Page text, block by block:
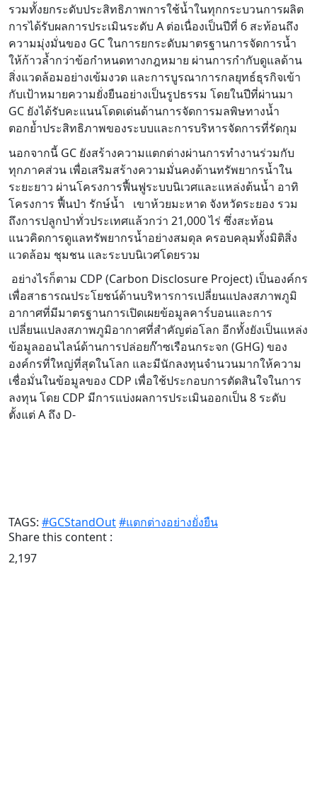
รวมทั้งยกระดับประสิทธิภาพการใช้น้ำในทุกกระบวนการผลิต
การได้รับผลการประเมินระดับ A ต่อเนื่องเป็นปีที่ 6 สะท้อนถึง
ความมุ่งมั่นของ GC ในการยกระดับมาตรฐานการจัดการน้ำ
ให้ก้าวล้ำกว่าข้อกำหนดทางกฎหมาย ผ่านการกำกับดูแลด้าน
สิ่งแวดล้อมอย่างเข้มงวด และการบูรณาการกลยุทธ์ธุรกิจเข้า
กับเป้าหมายความยั่งยืนอย่างเป็นรูปธรรม โดยในปีที่ผ่านมา
GC ยังได้รับคะแนนโดดเด่นด้านการจัดการมลพิษทางน้ำ
ตอกย้ำประสิทธิภาพของระบบและการบริหารจัดการที่รัดกุม
นอกจากนี้ GC ยังสร้างความแตกต่างผ่านการทำงานร่วมกับ
ทุกภาคส่วน เพื่อเสริมสร้างความมั่นคงด้านทรัพยากรน้ำใน
ระยะยาว ผ่านโครงการฟื้นฟูระบบนิเวศและแหล่งต้นน้ำ อาทิ
โครงการ ฟื้นป่า รักษ์น้ำ เขาห้วยมะหาด จังหวัดระยอง รวม
ถึงการปลูกป่าทั่วประเทศแล้วกว่า 21,000 ไร่ ซึ่งสะท้อน
แนวคิดการดูแลทรัพยากรน้ำอย่างสมดุล ครอบคลุมทั้งมิติสิ่ง
แวดล้อม ชุมชน และระบบนิเวศโดยรวม
อย่างไรก็ตาม CDP (Carbon Disclosure Project) เป็นองค์กร
เพื่อสาธารณประโยชน์ด้านบริหารการเปลี่ยนแปลงสภาพภูมิ
อากาศที่มีมาตรฐานการเปิดเผยข้อมูลคาร์บอนและการ
เปลี่ยนแปลงสภาพภูมิอากาศที่สำคัญต่อโลก อีกทั้งยังเป็นแหล่ง
ข้อมูลออนไลน์ด้านการปล่อยก๊าซเรือนกระจก (GHG) ของ
องค์กรที่ใหญ่ที่สุดในโลก และมีนักลงทุนจำนวนมากให้ความ
เชื่อมั่นในข้อมูลของ CDP เพื่อใช้ประกอบการตัดสินใจในการ
ลงทุน โดย CDP มีการแบ่งผลการประเมินออกเป็น 8 ระดับ
ตั้งแต่ A ถึง D-
TAGS: #GCStandOut#แตกต่างอย่างยั่งยืน
Share this content :
2,197